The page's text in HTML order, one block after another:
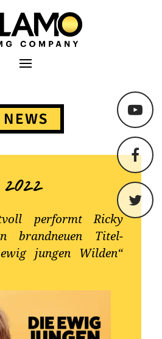
Primäres Menü
NEWS
performt Ricky
brandneuen Titel-
jungen Wilden“